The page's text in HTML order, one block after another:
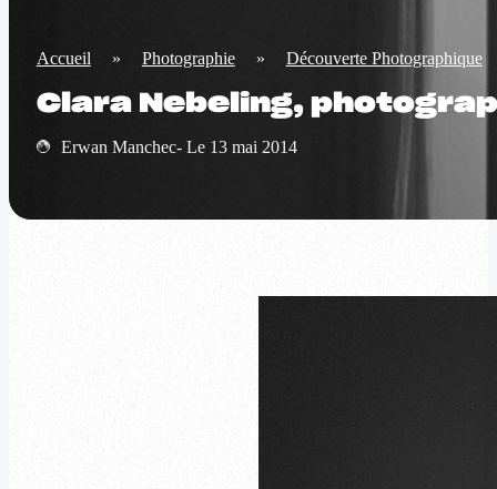
Accueil » Photographie » Découverte Photographique
Clara Nebeling,
Erwan Manchec- Le 13 mai 2014